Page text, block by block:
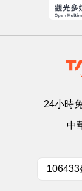
24小時
中